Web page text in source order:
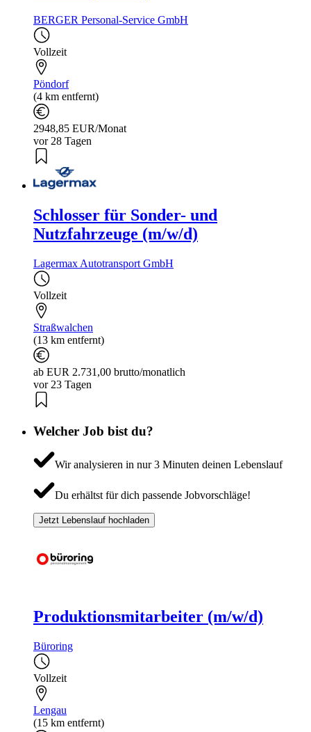
BERGER Personal-Service GmbH
Vollzeit
Pöndorf
(4 km entfernt)
2948,85 EUR/Monat
vor 28 Tagen
Schlosser für Sonder- und
Nutzfahrzeuge (m/w/d)
Lagermax Autotransport GmbH
Vollzeit
Straßwalchen
(13 km entfernt)
ab EUR 2.731,00 brutto/monatlich
vor 23 Tagen
Welcher Job bist du?
Wir analysieren in nur 3 Minuten deinen Lebenslauf
Du erhältst für dich passende Jobvorschläge!
Jetzt Lebenslauf hochladen
Produktionsmitarbeiter (m/w/d)
Büroring
Vollzeit
Lengau
(15 km entfernt)